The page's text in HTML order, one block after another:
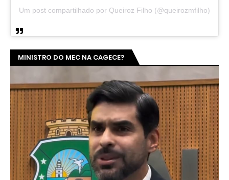
Um post compartilhado por Queiroz Filho (@queirozmfilho)
MINISTRO DO MEC NA CAGECE?